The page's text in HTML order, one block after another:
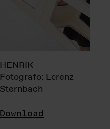
HENRIK
Fotografo: Lorenz
Sternbach
Download